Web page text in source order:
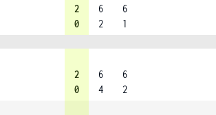
2
0
6
2
6
1
2
0
6
4
6
2